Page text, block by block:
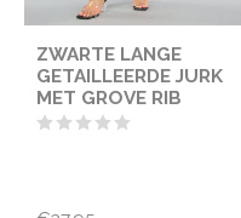
ZWARTE LANGE
GETAILLEERDE JURK
MET GROVE RIB